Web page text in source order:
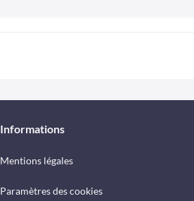
Informations
Mentions légales
Paramètres des cookies